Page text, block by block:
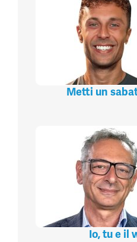
Metti un
Io, tu e il